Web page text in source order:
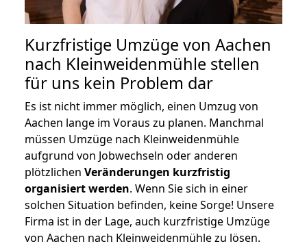
Kurzfristige Umzüge von Aachen
nach Kleinweidenmühle stellen
für uns kein Problem dar
Es ist nicht immer möglich, einen Umzug von
Aachen lange im Voraus zu planen. Manchmal
müssen Umzüge nach Kleinweidenmühle
aufgrund von Jobwechseln oder anderen
plötzlichen Veränderungen kurzfristig
organisiert werden. Wenn Sie sich in einer
solchen Situation befinden, keine Sorge! Unsere
Firma ist in der Lage, auch kurzfristige Umzüge
von Aachen nach Kleinweidenmühle zu lösen.